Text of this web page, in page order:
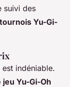
suivi des
tournois Yu-Gi-
indéniable.
Yu-Gi-Oh